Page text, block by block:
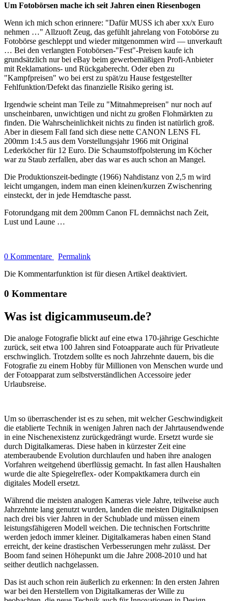
Um Fotobörsen mache ich seit Jahren einen Riesenbogen
Wenn ich mich schon erinnere: "Dafür MUSS ich aber xx/x Euro
nehmen …" Allzuoft Zeug, das gefühlt jahrelang von Fotobörse zu
Fotobörse geschleppt und wieder mitgenommen wird — unverkauft
… Bei den verlangten Fotobörsen-"Fest"-Preisen kaufe ich
grundsätzlich nur bei eBay beim gewerbemäßigen Profi-Anbieter
mit Reklamations- und Rückgaberecht. Oder eben zu
"Kampfpreisen" wo bei erst zu spät/zu Hause festgestellter
Fehlfunktion/Defekt das finanzielle Risiko gering ist.
Irgendwie scheint man Teile zu "Mitnahmepreisen" nur noch auf
unscheinbaren, unwichtigen und nicht zu großen Flohmärkten zu
finden. Die Wahrscheinlichkeit nichts zu finden ist natürlich groß.
Aber in diesem Fall fand sich diese nette CANON LENS FL
200mm 1:4.5 aus dem Vorstellungsjahr 1966 mit Original
Lederköcher für 12 Euro. Die Schaumstoffpolsterung im Köcher
war zu Staub zerfallen, aber das war es auch schon an Mangel.
Die Produktionszeit-bedingte (1966) Nahdistanz von 2,5 m wird
leicht umgangen, indem man einen kleinen/kurzen Zwischenring
einsteckt, der in jede Hemdtasche passt.
Fotorundgang mit dem 200mm Canon FL demnächst nach Zeit,
Lust und Laune …
0 Kommentare
Permalink
Die Kommentarfunktion ist für diesen Artikel deaktiviert.
0 Kommentare
Was ist digicammuseum.de?
Die analoge Fotografie blickt auf eine etwa 170-jährige Geschichte
zurück, seit etwa 100 Jahren sind Fotoapparate auch für Privatleute
erschwinglich. Trotzdem sollte es noch Jahrzehnte dauern, bis die
Fotografie zu einem Hobby für Millionen von Menschen wurde und
der Fotoapparat zum selbstverständlichen Accessoire jeder
Urlaubsreise.
Um so überraschender ist es zu sehen, mit welcher Geschwindigkeit
die etablierte Technik in wenigen Jahren nach der Jahrtausendwende
in eine Nischenexistenz zurückgedrängt wurde. Ersetzt wurde sie
durch Digitalkameras. Diese haben in kürzester Zeit eine
atemberaubende Evolution durchlaufen und haben ihre analogen
Vorfahren weitgehend überflüssig gemacht. In fast allen Haushalten
wurde die alte Spiegelreflex- oder Kompaktkamera durch ein
digitales Modell ersetzt.
Während die meisten analogen Kameras viele Jahre, teilweise auch
Jahrzehnte lang genutzt wurden, landen die meisten Digitalknipsen
nach drei bis vier Jahren in der Schublade und müssen einem
leistungsfähigeren Modell weichen. Die technischen Fortschritte
werden jedoch immer kleiner. Digitalkameras haben einen Stand
erreicht, der keine drastischen Verbesserungen mehr zulässt. Der
Boom fand seinen Höhepunkt um die Jahre 2008-2010 und hat
seither deutlich nachgelassen.
Das ist auch schon rein äußerlich zu erkennen: In den ersten Jahren
war bei den Herstellern von Digitalkameras der Wille zu